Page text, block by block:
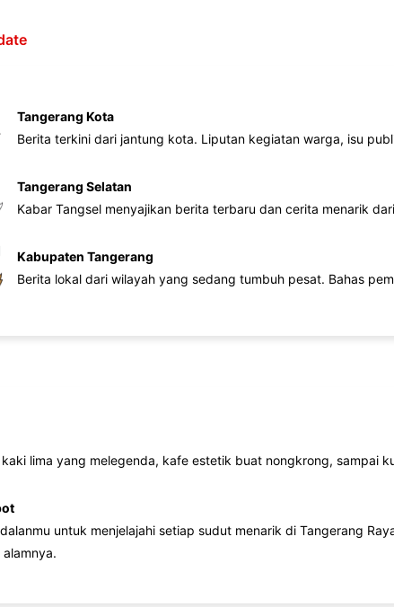
Tangerang Kota
Berita terkini dari jantung kota. Liputan kegiatan warga, isu
Tangerang Selatan
Kabar Tangsel menyajikan berita terbaru dan cerita menarik
Kabupaten Tangerang
Berita lokal dari wilayah yang sedang tumbuh pesat. Bahas
kaki lima yang melegenda, kafe estetik buat nongkrong, sampai
untuk menjelajahi setiap sudut menarik di Tangerang